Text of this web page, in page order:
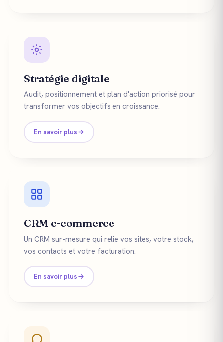
Stratégie digitale
Audit, positionnement et plan d'action priorisé pour
transformer vos objectifs en croissance.
En savoir plus
CRM e-commerce
Un CRM sur-mesure qui relie vos sites, votre stock,
vos contacts et votre facturation.
En savoir plus